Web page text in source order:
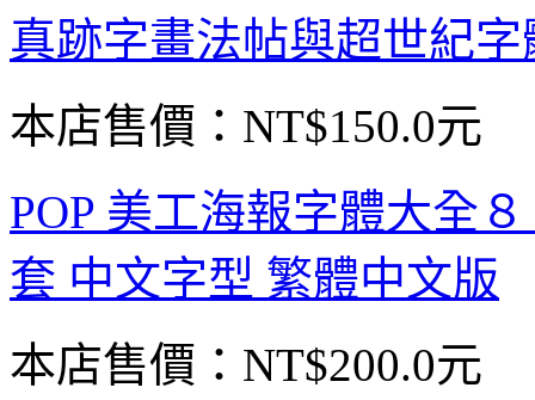
真跡字畫法帖與超世紀
本店售價： NT$150.0元
POP 美工海報字體大全
套 中文字型 繁體中文版
本店售價： NT$200.0元